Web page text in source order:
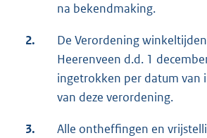
na bekendmaking.
2.
De Verordening
Heerenveen d.d. 1
ingetrokken per datum van
van deze verordening.
3.
Alle ontheffingen en